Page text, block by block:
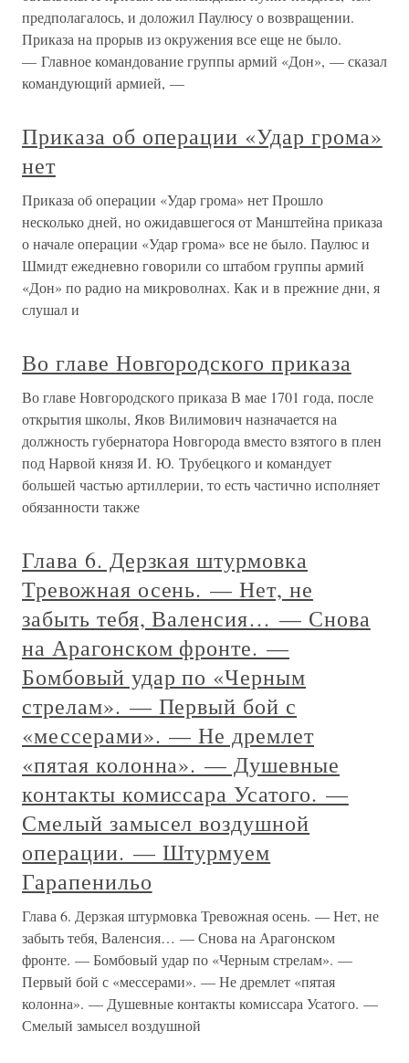
предполагалось, и доложил Паулюсу о возвращении.
Приказа на прорыв из окружения все еще не было.
— Главное командование группы армий «Дон», — сказал
командующий армией, —
Приказа об операции «Удар грома»
нет
Приказа об операции «Удар грома» нет Прошло
несколько дней, но ожидавшегося от Манштейна приказа
о начале операции «Удар грома» все не было. Паулюс и
Шмидт ежедневно говорили со штабом группы армий
«Дон» по радио на микроволнах. Как и в прежние дни, я
слушал и
Во главе Новгородского приказа
Во главе Новгородского приказа В мае 1701 года, после
открытия школы, Яков Вилимович назначается на
должность губернатора Новгорода вместо взятого в плен
под Нарвой князя И. Ю. Трубецкого и командует
большей частью артиллерии, то есть частично исполняет
обязанности также
Глава 6. Дерзкая штурмовка
Тревожная осень. — Нет, не
забыть тебя, Валенсия… — Снова
на Арагонском фронте. —
Бомбовый удар по «Черным
стрелам». — Первый бой с
«мессерами». — Не дремлет
«пятая колонна». — Душевные
контакты комиссара Усатого. —
Смелый замысел воздушной
операции. — Штурмуем
Гарапенильо
Глава 6. Дерзкая штурмовка Тревожная осень. — Нет, не
забыть тебя, Валенсия… — Снова на Арагонском
фронте. — Бомбовый удар по «Черным стрелам». —
Первый бой с «мессерами». — Не дремлет «пятая
колонна». — Душевные контакты комиссара Усатого. —
Смелый замысел воздушной